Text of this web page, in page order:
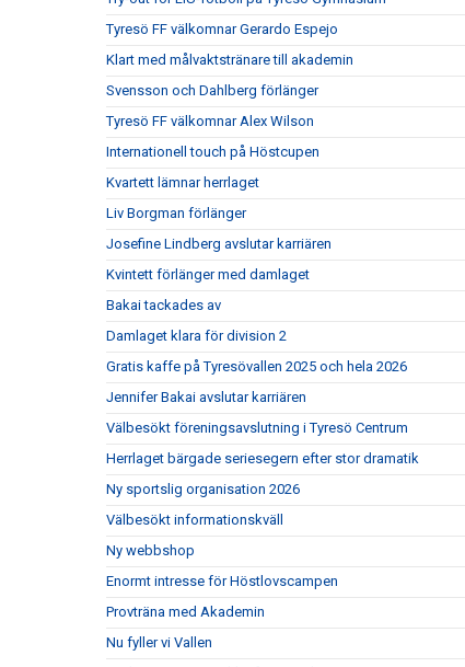
Tyresö FF välkomnar Gerardo Espejo
Klart med målvaktstränare till akademin
Svensson och Dahlberg förlänger
Tyresö FF välkomnar Alex Wilson
Internationell touch på Höstcupen
Kvartett lämnar herrlaget
Liv Borgman förlänger
Josefine Lindberg avslutar karriären
Kvintett förlänger med damlaget
Bakai tackades av
Damlaget klara för division 2
Gratis kaffe på Tyresövallen 2025 och hela 2026
Jennifer Bakai avslutar karriären
Välbesökt föreningsavslutning i Tyresö Centrum
Herrlaget bärgade seriesegern efter stor dramatik
Ny sportslig organisation 2026
Välbesökt informationskväll
Ny webbshop
Enormt intresse för Höstlovscampen
Provträna med Akademin
Nu fyller vi Vallen